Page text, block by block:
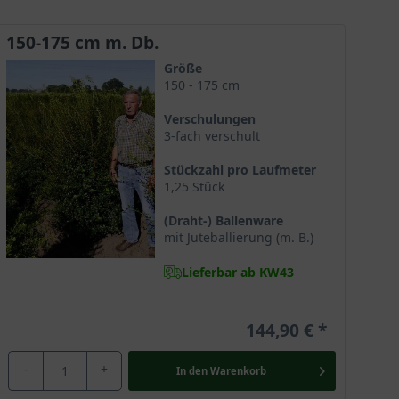
kann sie ebenso gut an eher schattigen
Bodens ist die Frühlings-Duftblüte ebenso
durchlässigen Boden, um Staunässe möglichst zu
die Vermeidung vonStaunässe
rund um die Pflege umgesetzt, ist die
kann ein gesundes und kräftiges Wachstum
150-175 cm m. Db.
Größe
150 - 175 cm
Verschulungen
3-fach verschult
Stückzahl pro Laufmeter
1,25 Stück
(Draht-) Ballenware
mit Juteballierung (m. B.)
Lieferbar ab KW43
144,90 €
- + In den Warenkorb